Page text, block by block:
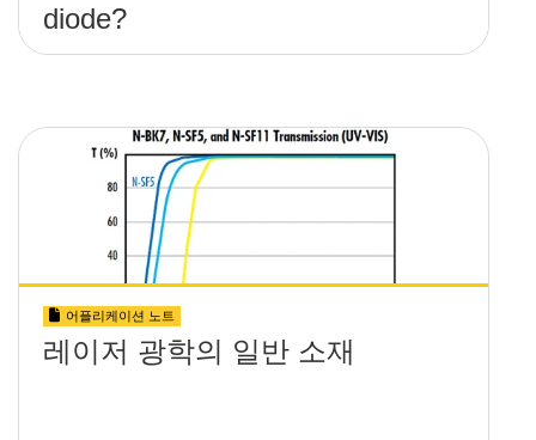
diode?
어플리케이션 노트
레이저 광학의 일반 소재